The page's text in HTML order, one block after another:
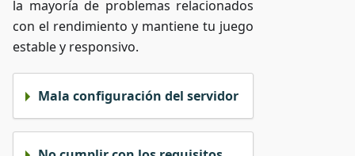
la mayoría de problemas relacionados
con el rendimiento y mantiene tu juego
estable y responsivo.
Mala configuración del servidor